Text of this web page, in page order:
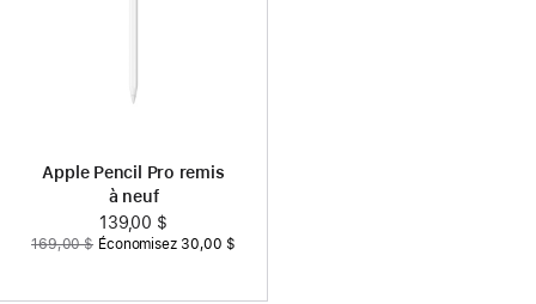
Apple Pencil Pro remis
à neuf
Nouveau
prix
139,00 $
Auparavant
169,00 $ Économisez 30,00 $